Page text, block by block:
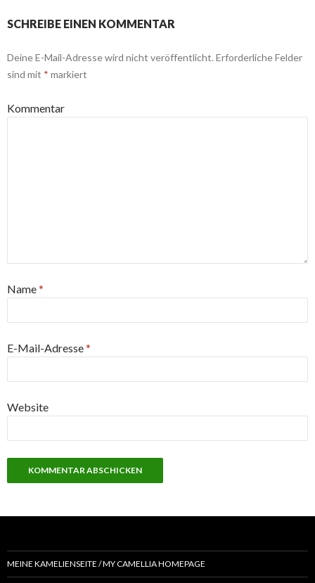
SCHREIBE EINEN KOMMENTAR
Deine E-Mail-Adresse wird nicht veröffentlicht. Erforderliche Felder
sind mit * markiert
Kommentar
Name*
E-Mail-Adresse*
Website
MEINE KAMELIENSEITE / MY CAMELLIA HOMEPAGE